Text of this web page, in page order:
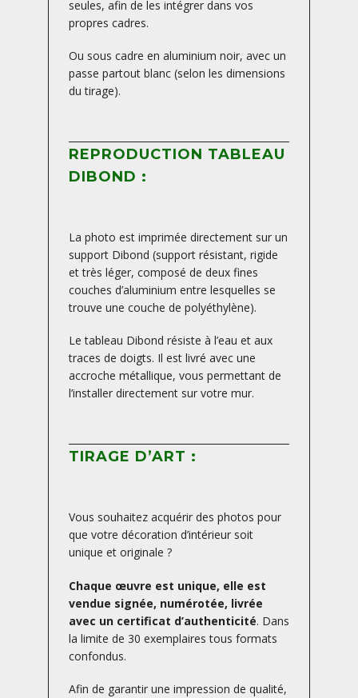
seules, afin de les intégrer dans vos
propres cadres.
Ou sous cadre en aluminium noir, avec un
passe partout blanc (selon les dimensions
du tirage).
REPRODUCTION TABLEAU
DIBOND :
La photo est imprimée directement sur un
support Dibond (support résistant, rigide
et très léger, composé de deux fines
couches d’aluminium entre lesquelles se
trouve une couche de polyéthylène).
Le tableau Dibond résiste à l’eau et aux
traces de doigts. Il est livré avec une
accroche métallique, vous permettant de
l’installer directement sur votre mur.
TIRAGE D’ART :
Vous souhaitez acquérir des photos pour
que votre décoration d’intérieur soit
unique et originale ?
Chaque œuvre est unique, elle est
vendue signée, numérotée, livrée
avec un certificat d’authenticité. Dans
la limite de 30 exemplaires tous formats
confondus.
Afin de garantir une impression de qualité,